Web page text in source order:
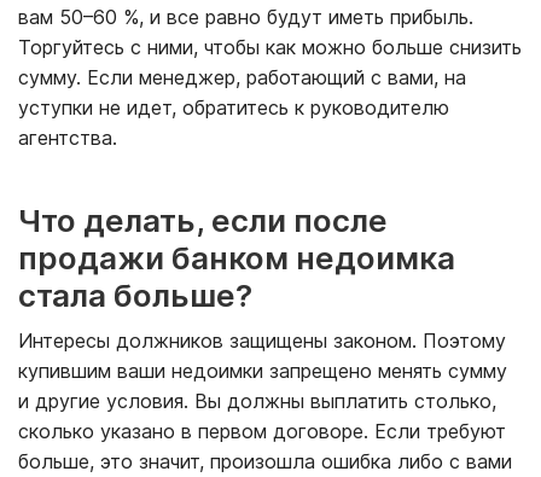
вам 50–60 %, и все равно будут иметь прибыль.
Торгуйтесь с ними, чтобы как можно больше снизить
сумму. Если менеджер, работающий с вами, на
уступки не идет, обратитесь к руководителю
агентства.
Что делать, если после
продажи банком недоимка
стала больше?
Интересы должников защищены законом. Поэтому
купившим ваши недоимки запрещено менять сумму
и другие условия. Вы должны выплатить столько,
сколько указано в первом договоре. Если требуют
больше, это значит, произошла ошибка либо с вами